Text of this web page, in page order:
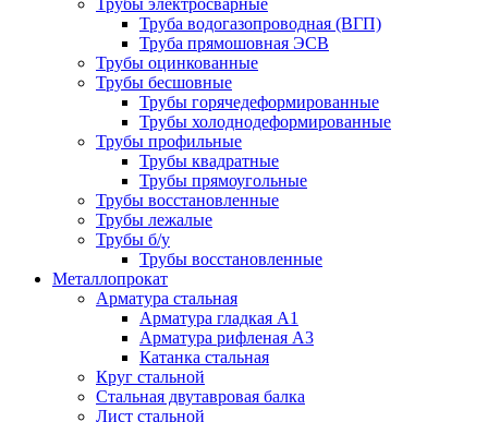
Трубы электросварные
Труба водогазопроводная (ВГП)
Труба прямошовная ЭСВ
Трубы оцинкованные
Трубы бесшовные
Трубы горячедеформированные
Трубы холоднодеформированные
Трубы профильные
Трубы квадратные
Трубы прямоугольные
Трубы восстановленные
Трубы лежалые
Трубы б/у
Трубы восстановленные
Металлопрокат
Арматура стальная
Арматура гладкая А1
Арматура рифленая А3
Катанка стальная
Круг стальной
Стальная двутавровая балка
Лист стальной